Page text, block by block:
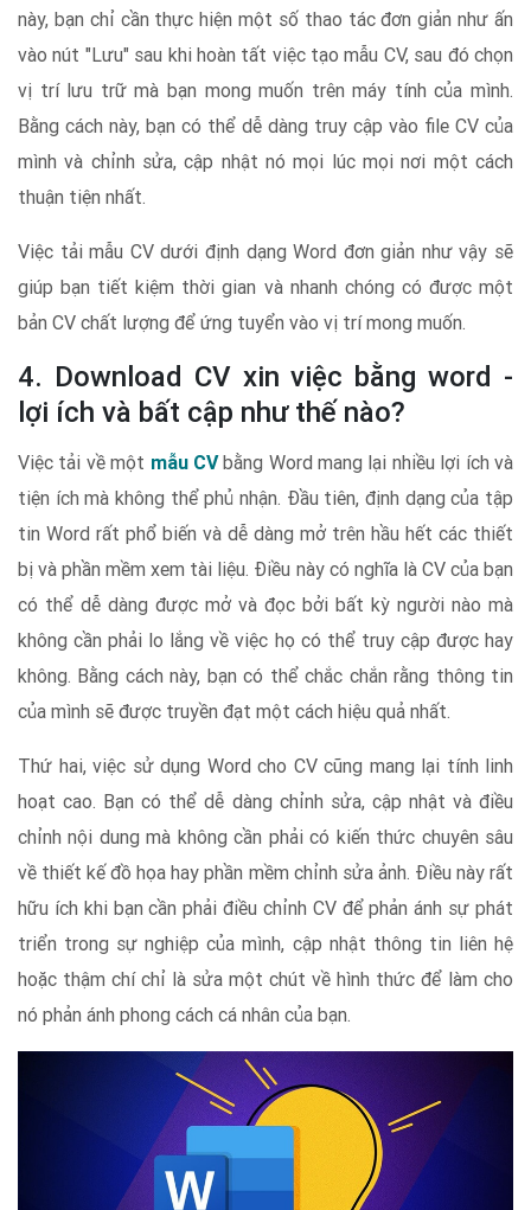
này, bạn chỉ cần thực hiện một số thao tác đơn giản như ấn
vào nút "Lưu" sau khi hoàn tất việc tạo mẫu CV, sau đó chọn
vị trí lưu trữ mà bạn mong muốn trên máy tính của mình.
Bằng cách này, bạn có thể dễ dàng truy cập vào file CV của
mình và chỉnh sửa, cập nhật nó mọi lúc mọi nơi một cách
thuận tiện nhất.
Việc tải mẫu CV dưới định dạng Word đơn giản như vậy sẽ
giúp bạn tiết kiệm thời gian và nhanh chóng có được một
bản CV chất lượng để ứng tuyển vào vị trí mong muốn.
4. Download CV xin việc bằng word -
lợi ích và bất cập như thế nào?
Việc tải về một mẫu CVbằng Word mang lại nhiều lợi ích và
tiện ích mà không thể phủ nhận. Đầu tiên, định dạng của tập
tin Word rất phổ biến và dễ dàng mở trên hầu hết các thiết
bị và phần mềm xem tài liệu. Điều này có nghĩa là CV của bạn
có thể dễ dàng được mở và đọc bởi bất kỳ người nào mà
không cần phải lo lắng về việc họ có thể truy cập được hay
không. Bằng cách này, bạn có thể chắc chắn rằng thông tin
của mình sẽ được truyền đạt một cách hiệu quả nhất.
Thứ hai, việc sử dụng Word cho CV cũng mang lại tính linh
hoạt cao. Bạn có thể dễ dàng chỉnh sửa, cập nhật và điều
chỉnh nội dung mà không cần phải có kiến thức chuyên sâu
về thiết kế đồ họa hay phần mềm chỉnh sửa ảnh. Điều này rất
hữu ích khi bạn cần phải điều chỉnh CV để phản ánh sự phát
triển trong sự nghiệp của mình, cập nhật thông tin liên hệ
hoặc thậm chí chỉ là sửa một chút về hình thức để làm cho
nó phản ánh phong cách cá nhân của bạn.